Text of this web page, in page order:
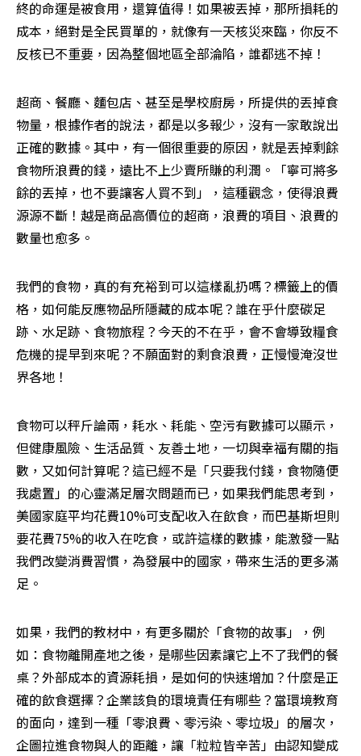
終的命運是被食用，還算值得！如果被丟掉，那所損耗的
成本，絕對是全民買單的，就像有一天核災來臨，你反不
反核已不重要，因為整個地區全部淪陷，誰都逃不掉！
超商、餐廳、麵包店、甚至是學校廚房，所提供的丟掉食
物量，根據作者的說法，都是以多報少，沒有一家敢說出
正確的數據。其中，有一個很重要的原因，就是丟掉剩餘
食物所浪費的錢，遠比不上少賣所賺的利潤。「寧可將多
餘的丟掉，也不要讓客人買不到」，這種觀念，使得浪費
源源不斷！越是商品高價位的超商，浪費的項目、浪費的
數量也愈多。
我們的食物，真的有充裕到可以這樣亂扔嗎？標籤上的價
格，如何能反應物品所隱藏的成本呢？誰在乎什麼碳足
跡、水足跡、食物旅程？今天的不在乎，會不會導致糧食
危機的提早到來呢？不願面對的剩食浪費，正慢慢淹沒世
界各地！
食物可以秤斤論兩，耗水、耗能、空污有數據可以顯示，
但健康風險、生活品質、友善土地，一切與幸福有關的指
數，又如何計算呢？這已經不是「只要我付錢，食物隨便
我處置」的心靈滿足層次問題而已，如果我們能思考到，
美國家庭平均花費10%可支配收入在飲食，而巴基斯坦則
要花費75%的收入在吃食，或許這樣的數據，能激發一點
我們改變消費習慣，為發展中的國家，帶來生活的更多滿
足。
如果，我們的教材中，有更多關於「食物的故事」，例
如：食物離開產地之後，是哪些因素讓它上不了我們的餐
桌？外部成本的資源耗損，是如何的快速增加？什麼是正
確的飲食選擇？企業該負的環境責任有哪些？當環境教育
的面向，達到一種「零浪費、零污染、零垃圾」的層次，
企圖拉進食物與人的距離，讓「粒粒皆辛苦」由認知變成